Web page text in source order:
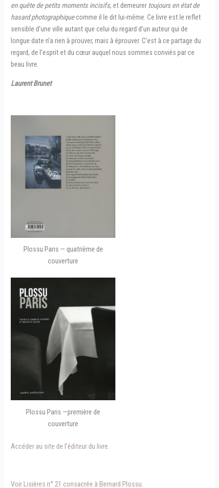
en quête de petits moments incisifs, et demeurer toujours en état de
hasard photographiquecomme il le dit lui-même. Ce livre est le reflet
sensible d’une ville autant que celui du regard d’un auteur qui de
longue date n’a rien à prouver, mais à éprouver. C’est à ce partage du
regard, de l’esprit et du cœur auquel nous sommes conviés par ce
beau livre.
Laurent Brunet
Plossu Paris — quatrième de
couverture
Plossu Paris —première de
couverture
Accéder au site de l’éditeur du livre.
Voir Lisières n° 21 consacrée à Bernard Plossu.